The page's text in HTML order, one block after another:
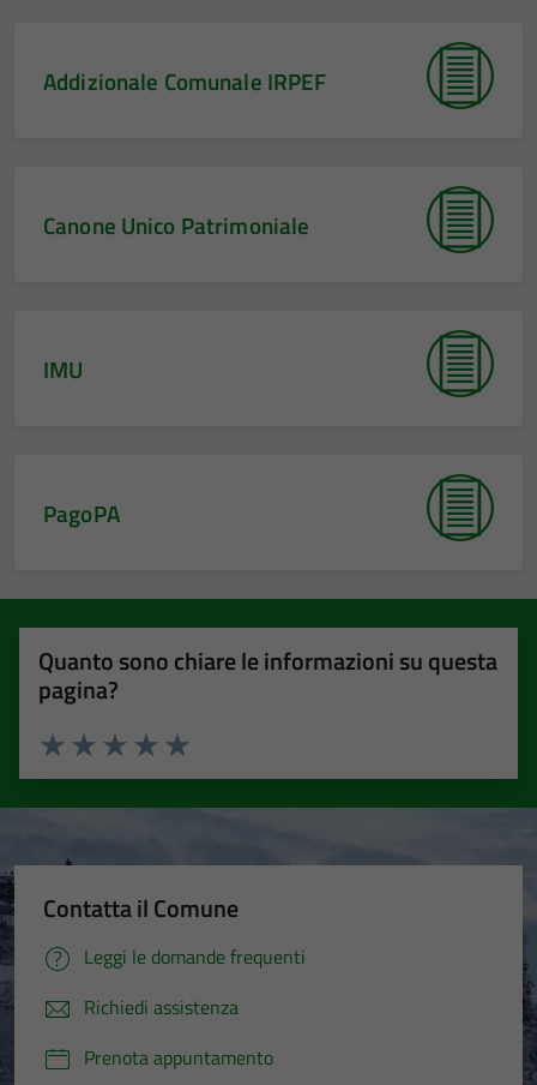
Addizionale Comunale IRPEF
Canone Unico Patrimoniale
IMU
PagoPA
Quanto sono chiare le informazioni su questa
pagina?
Valuta 5 stelle su 5
Valuta 4 stelle su 5
Valuta 3 stelle su 5
Valuta 2 stelle su 5
Valuta 1 stelle su 5
Contatta il Comune
Leggi le domande frequenti
Richiedi assistenza
Prenota appuntamento